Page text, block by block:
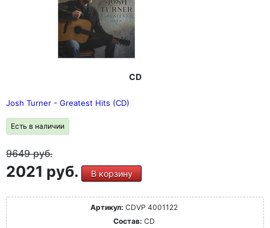
CD
Josh Turner - Greatest Hits (CD)
Есть в наличии
9649руб.
2021 руб. В корзину
Артикул: CDVP 4001122
Состав: CD